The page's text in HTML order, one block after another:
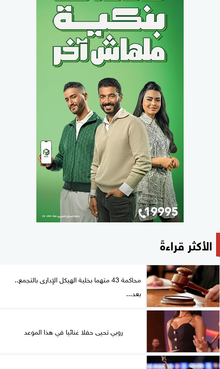
الأكثر قراءةً
محاكمة 43 متهما بخلية الهيكل الإدارى بالتجمع..
بعد...
روبي تحيى حفلا غنائيا في هذا الموعد